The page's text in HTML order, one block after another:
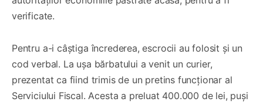
verificate.
Pentru a-i câștiga încrederea, escrocii au folosit și un
cod verbal. La ușa bărbatului a venit un curier,
prezentat ca fiind trimis de un pretins funcționar al
Serviciului Fiscal. Acesta a preluat 400.000 de lei, puși